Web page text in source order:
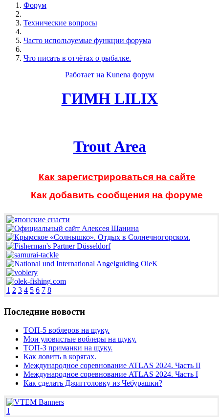
Форум
Технические вопросы
Часто используемые функции форума
Что писать в отчётах о рыбалке.
Работает на Kunena форум
ГИМН LILIX
Trout Area
Как зарегистрироваться на сайте
Как добавить сообщения на форуме
1 2 3 4 5 6 7 8
Последние новости
ТОП-5 воблеров на щуку.
Мои уловистые воблеры на щуку.
ТОП-3 приманки на щуку.
Как ловить в корягах.
Международное соревнование ATLAS 2024. Часть II
Международное соревнование ATLAS 2024. Часть I
Как сделать Джигголовку из Чебурашки?
1